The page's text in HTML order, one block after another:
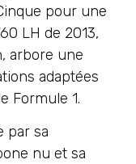
pour une
LH de 2013,
arbore une
adaptées
Formule 1.
par sa
nu et sa